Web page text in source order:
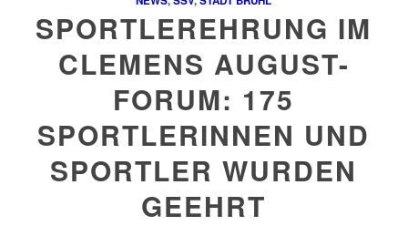
SPORTLEREHRUNG IM
CLEMENS AUGUST-
FORUM: 175
SPORTLERINNEN UND
SPORTLER WURDEN
GEEHRT